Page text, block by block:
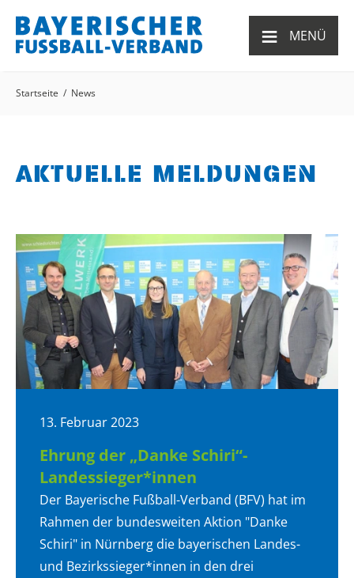
≡ MENÜ
Startseite News
AKTUELLE MELDUNGEN
13. Februar 2023
Ehrung der „Danke Schiri“-
Landessieger*innen
Der Bayerische Fußball-Verband (BFV) hat im
Rahmen der bundesweiten Aktion "Danke
Schiri" in Nürnberg die bayerischen Landes-
und Bezirkssieger*innen in den drei